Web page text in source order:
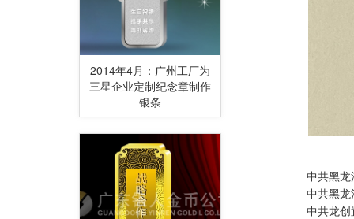
2014年4月：广州工厂为
三星企业定制纪念章制作
银条
中共黑龙江省
中共黑龙江省国
中共龙创置业